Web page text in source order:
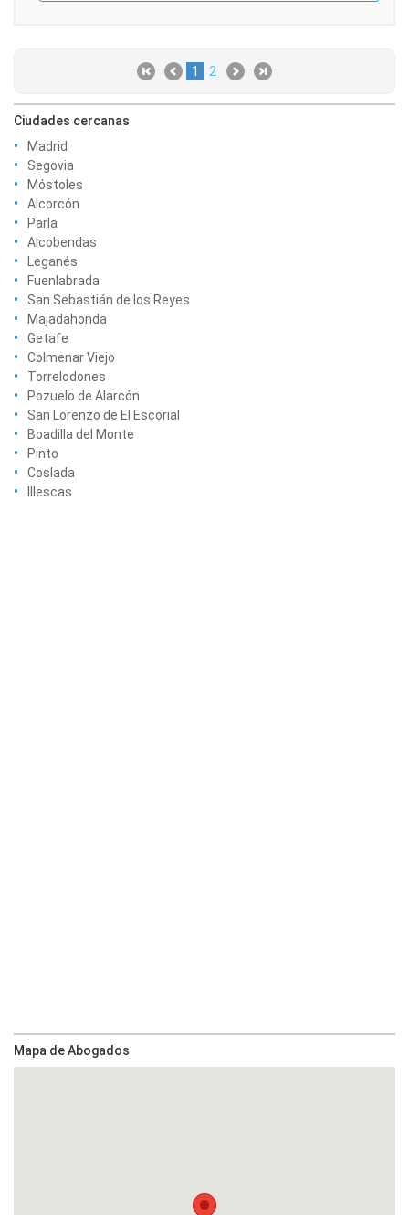
1 2
Ciudades cercanas
Madrid
Segovia
Móstoles
Alcorcón
Parla
Alcobendas
Leganés
Fuenlabrada
San Sebastián de los Reyes
Majadahonda
Getafe
Colmenar Viejo
Torrelodones
Pozuelo de Alarcón
San Lorenzo de El Escorial
Boadilla del Monte
Pinto
Coslada
Illescas
Mapa de Abogados